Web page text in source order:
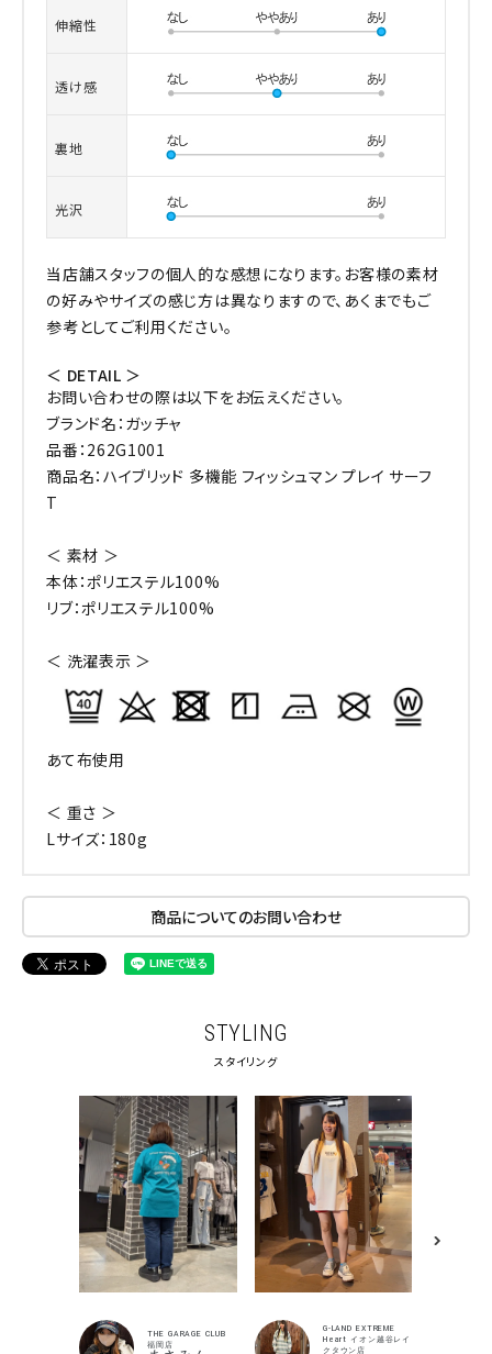
キーワードから探す
search
価格から探す
円 ～
並び順
伸縮性
透け感
裏地
光沢
当店舗スタッフの個人的な感想になります。お客様の素材
の好みやサイズの感じ方は異なりますので、あくまでもご
参考としてご利用ください。
＜ DETAIL ＞
お問い合わせの際は以下をお伝えください。
ブランド名：ガッチャ
品番：262G1001
商品名：ハイブリッド 多機能 フィッシュマン プレイ サーフ
T
＜ 素材 ＞
本体：ポリエステル100%
リブ：ポリエステル100%
＜ 洗濯表示 ＞
あて布使用
＜ 重さ ＞
Lサイズ：180g
商品についてのお問い合わせ
STYLING
スタイリング
THE GARAGE CLUB
福岡店
G-LAND EXTREME
Heart イオン越谷レイ
クタウン店